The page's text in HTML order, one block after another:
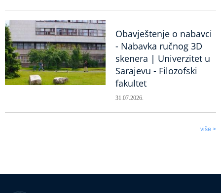
Obavještenje o nabavci
- Nabavka ručnog 3D
skenera | Univerzitet u
Sarajevu - Filozofski
fakultet
31.07.2026.
više >